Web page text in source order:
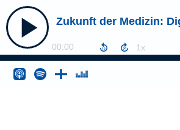
Zukunft der Medizin:
00:00